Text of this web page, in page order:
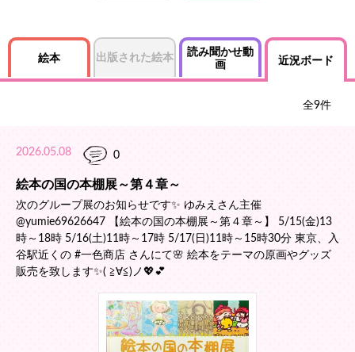
絵本 出版された絵本
読み聞かせ動
画
近況ボード
全9件
2026.05.08 0
絵本の国の本棚展～第４章～
次のグループ展のお知らせです✨ ゆみえさん主催
@yumie69626647 【絵本の国の本棚展～第４章～】 5/15(金)13
時～18時 5/16(土)11時～17時 5/17(日)11時～15時30分 東京、入
谷駅近くの #一色商店 さんにて🌸 絵本をテーマの原画やグッズ
販売を致します✨( ≧∀≦)ノ💖💕